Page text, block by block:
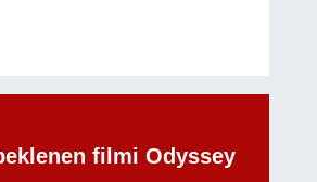
filmi Odyssey